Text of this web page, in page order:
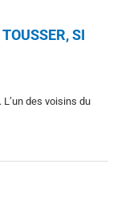
SI
des voisins du